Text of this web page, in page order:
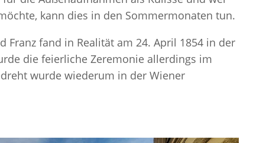
kann dies in den Sommermonaten tun.
Franz fand in Realität am 24. April 1854 in der
die feierliche Zeremonie allerdings im
wurde wiederum in der Wiener